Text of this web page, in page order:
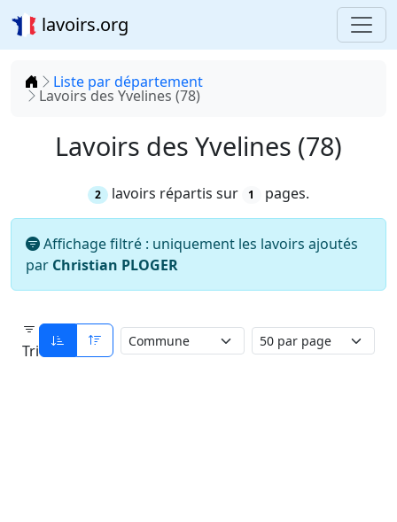
lavoirs.org
Accueil
Liste par département
Lavoirs des Yvelines (78)
Lavoirs des Yvelines (78)
2 lavoirs répartis sur 1 pages.
Affichage filtré : uniquement les lavoirs ajoutés
par Christian PLOGER
Tri